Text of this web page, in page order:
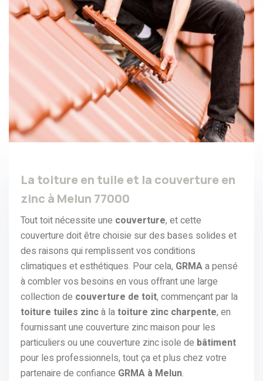
La toiture en tuile et la couverture en
zinc à Melun 77000
Tout toit nécessite une couverture, et cette
couverture doit être choisie sur des bases solides et
des raisons qui remplissent vos conditions
climatiques et esthétiques. Pour cela, GRMAa pensé
à combler vos besoins en vous offrant une large
collection de couverture de toit, commençant par la
toiture tuiles zincà latoiture zinc charpente, en
fournissant une couverture zinc maison pour les
particuliers ou une couverture zinc isole de bâtiment
pour les professionnels, tout ça et plus chez votre
partenaire de confiance GRMA à Melun.